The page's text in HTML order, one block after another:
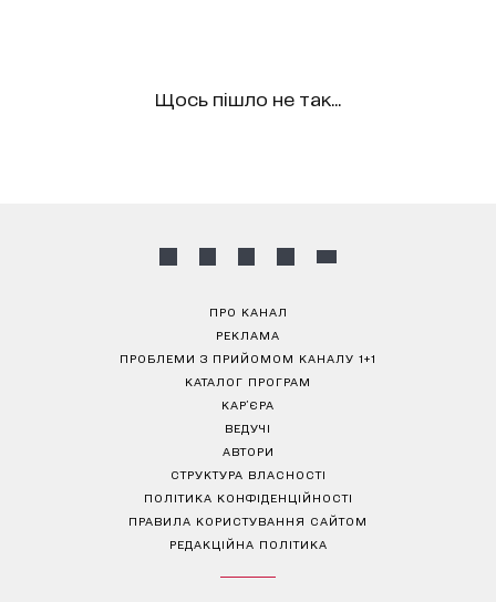
Щось пішло не так...
ПРО КАНАЛ
РЕКЛАМА
ПРОБЛЕМИ З ПРИЙОМОМ КАНАЛУ 1+1
КАТАЛОГ ПРОГРАМ
КАР’ЄРА
ВЕДУЧІ
АВТОРИ
СТРУКТУРА ВЛАСНОСТІ
ПОЛІТИКА КОНФІДЕНЦІЙНОСТІ
ПРАВИЛА КОРИСТУВАННЯ САЙТОМ
РЕДАКЦІЙНА ПОЛІТИКА